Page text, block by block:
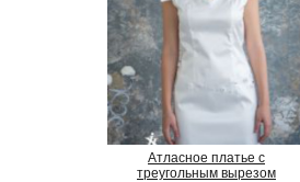
Атласное платье с
треугольным вырезом